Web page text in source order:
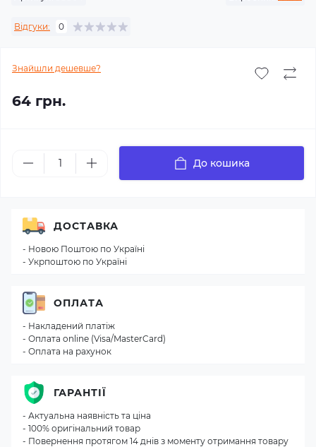
Відгуки: 0
Знайшли дешевше?
64 грн.
До кошика
ДОСТАВКА
- Новою Поштою по Україні
- Укрпоштою по Україні
ОПЛАТА
- Накладений платіж
- Оплата online (Visa/MasterCard)
- Оплата на рахунок
ГАРАНТІЇ
- Актуальна наявність та ціна
- 100% оригінальний товар
- Повернення протягом 14 днів з моменту отримання товару